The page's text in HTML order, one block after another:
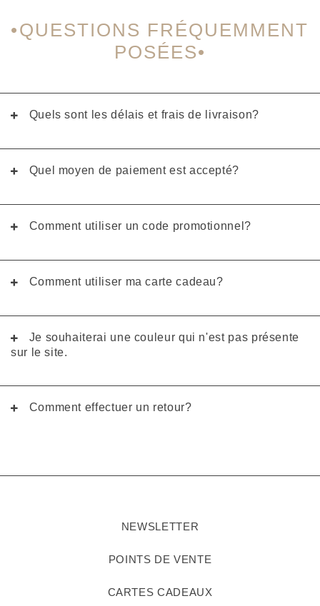
QUESTIONS FRÉQUEMMENT
POSÉES
Quels sont les délais et frais de livraison?
Quel moyen de paiement est accepté?
Comment utiliser un code promotionnel?
Comment utiliser ma carte cadeau?
Je souhaiterai une couleur qui n'est pas présente
sur le site.
Comment effectuer un retour?
NEWSLETTER
POINTS DE VENTE
CARTES CADEAUX